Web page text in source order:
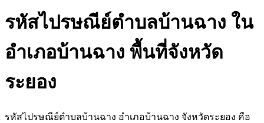
รหัสไปรษณีย์ตำบลบ้านฉาง ใน
อำเภอบ้านฉาง พื้นที่จังหวัด
ระยอง
รหัสไปรษณีย์ตำบลบ้านฉาง อำเภอบ้านฉาง จังหวัดระยอง คือ